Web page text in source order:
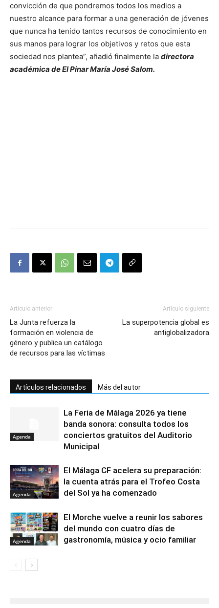
convicción de que pondremos todos los medios a
nuestro alcance para formar a una generación de jóvenes
que nunca ha tenido tantos recursos de conocimiento en
sus manos para lograr los objetivos y retos que esta
sociedad nos plantea”, añadió finalmente la directora
académica de El Pinar María José Salom.
Artículo anterior
La Junta refuerza la
formación en violencia de
género y publica un catálogo
de recursos para las víctimas
Artículo siguiente
La superpotencia global es
antiglobalizadora
Artículos relacionados Más del autor
Agenda
La Feria de Málaga 2026 ya tiene
banda sonora: consulta todos los
conciertos gratuitos del Auditorio
Municipal
Agenda
El Málaga CF acelera su preparación:
la cuenta atrás para el Trofeo Costa
del Sol ya ha comenzado
Agenda
El Morche vuelve a reunir los sabores
del mundo con cuatro días de
gastronomía, música y ocio familiar